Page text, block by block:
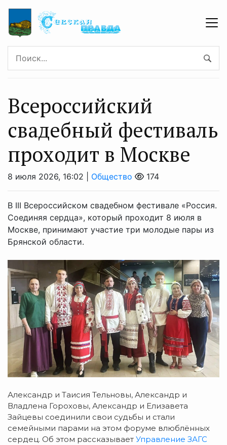
Всероссийский
свадебный фестиваль
проходит в Москве
8 июля 2026, 16:02 | Общество 174
В III Всероссийском свадебном фестивале «Россия.
Соединяя сердца», который проходит 8 июля в
Москве, принимают участие три молодые пары из
Брянской области.
Александр и Таисия Тельновы, Александр и
Владлена Гороховы, Александр и Елизавета
Зайцевы соединили свои судьбы и стали
семейными парами на этом форуме влюблённых
сердец. Об этом рассказывает Управление ЗАГС